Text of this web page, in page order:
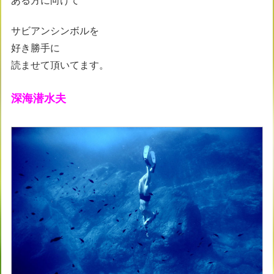
サビアンシンボルを
好き勝手に
読ませて頂いてます。
深海潜水夫